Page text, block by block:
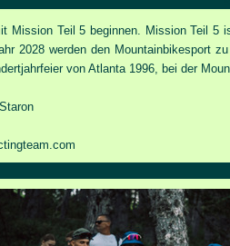
Mission Teil 5 beginnen. Mission Teil
2028 werden den Mountainbikesport
von Atlanta 1996, bei der